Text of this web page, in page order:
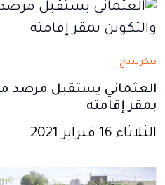
جديدةجديدة
ديكريبتاج
العثماني يستقبل مرصد
بمقر إقامته
الثلاثاء 16 فبراير 2021